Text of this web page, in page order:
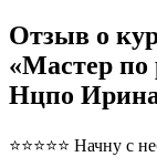
Отзыв о
«Мастер по
Нцпо
⭐⭐⭐⭐⭐ Начну с